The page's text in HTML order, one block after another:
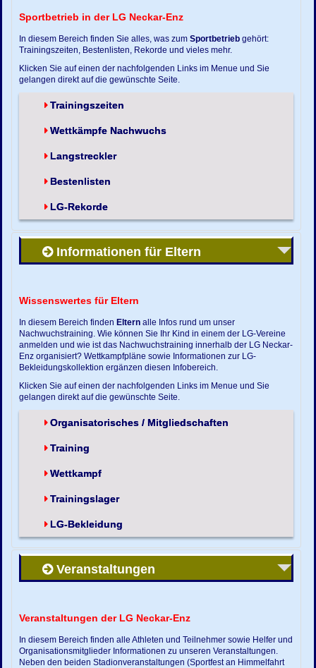
Sportbetrieb in der LG Neckar-Enz
In diesem Bereich finden Sie alles, was zumSportbetrieb gehört:
Trainingszeiten, Bestenlisten, Rekorde und vieles mehr.
Klicken Sie auf einen der nachfolgenden Links im Menue und Sie
gelangen direkt auf die gewünschte Seite.
Trainingszeiten
Wettkämpfe Nachwuchs
Langstreckler
Bestenlisten
LG-Rekorde
Informationen für Eltern
Wissenswertes für Eltern
In diesem Bereich finden Eltern alle Infos rund um unser
Nachwuchstraining. Wie können Sie Ihr Kind in einem der LG-Vereine
anmelden und wie ist das Nachwuchstraining innerhalb der LG Neckar-
Enz organisiert? Wettkampfpläne sowie Informationen zur LG-
Bekleidungskollektion ergänzen diesen Infobereich.
Klicken Sie auf einen der nachfolgenden Links im Menue und Sie
gelangen direkt auf die gewünschte Seite.
Organisatorisches / Mitgliedschaften
Training
Wettkampf
Trainingslager
LG-Bekleidung
Veranstaltungen
Veranstaltungen der LG Neckar-Enz
In diesem Bereich finden alle Athleten und Teilnehmer sowie Helfer und
Organisationsmitglieder Informationen zu unseren Veranstaltungen.
Neben den beiden Stadionveranstaltungen (Sportfest an Himmelfahrt